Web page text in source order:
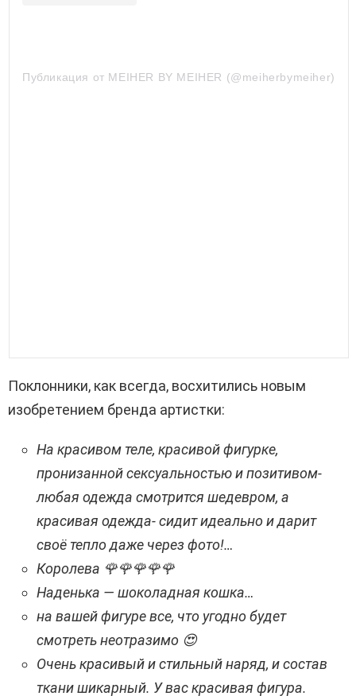
Публикация от MEIHER BY MEIHER (@meiherbymeiher)
Поклонники, как всегда, восхитились новым
изобретением бренда артистки:
На красивом теле, красивой фигурке,
пронизанной сексуальностью и позитивом-
любая одежда смотрится шедевром, а
красивая одежда- сидит идеально и дарит
своё тепло даже через фото!…
Королева 🌹🌹🌹🌹🌹
Наденька — шоколадная кошка…
на вашей фигуре все, что угодно будет
смотреть неотразимо 😍
Очень красивый и стильный наряд, и состав
ткани шикарный. У вас красивая фигура.